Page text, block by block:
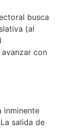
busca
(al
con
inminente
salida de